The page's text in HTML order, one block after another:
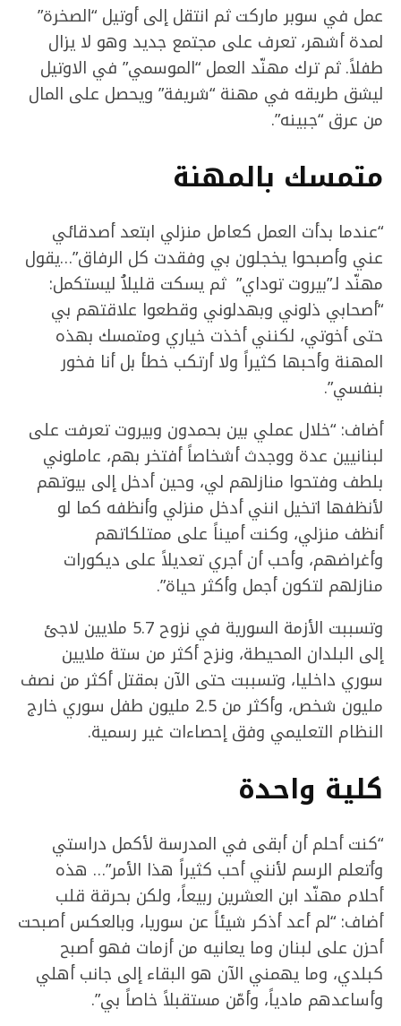
عمل في سوبر ماركت ثم انتقل إلى أوتيل “الصخرة”
لمدة أشهر، تعرف على مجتمع جديد وهو لا يزال
طفلاً. ثم ترك مهنّد العمل “الموسمي” في الاوتيل
ليشق طريقه في مهنة “شريفة” ويحصل على المال
من عرق “جبينه”.
متمسك بالمهنة
“عندما بدأت العمل كعامل منزلي ابتعد أصدقائي
عني وأصبحوا يخجلون بي وفقدت كل الرفاق”…يقول
مهنّد لـ”بيروت توداي” ثم يسكت قليلاُ ليستكمل:
“أصحابي ذلوني وبهدلوني وقطعوا علاقتهم بي
حتى أخوتي، لكنني أخذت خياري ومتمسك بهذه
المهنة وأحبها كثيراً ولا أرتكب خطأ بل أنا فخور
بنفسي”.
أضاف: “خلال عملي بين بحمدون وبيروت تعرفت على
لبنانيين عدة ووجدث أشخاصاً أفتخر بهم، عاملوني
بلطف وفتحوا منازلهم لي، وحين أدخل إلى بيوتهم
لأنظفها اتخيل انني أدخل منزلي وأنظفه كما لو
أنظف منزلي، وكنت أميناً على ممتلكاتهم
وأغراضهم، وأحب أن أجري تعديلاً على ديكورات
منازلهم لتكون أجمل وأكثر حياة”.
وتسببت الأزمة السورية في نزوح 5.7 ملايين لاجئ
إلى البلدان المحيطة، ونزح أكثر من ستة ملايين
سوري داخليا، وتسببت حتى الآن بمقتل أكثر من نصف
مليون شخص، وأكثر من 2.5 مليون طفل سوري خارج
النظام التعليمي وفق إحصاءات غير رسمية.
كلية واحدة
“كنت أحلم أن أبقى في المدرسة لأكمل دراستي
وأتعلم الرسم لأنني أحب كثيراً هذا الأمر”… هذه
أحلام مهنّد ابن العشرين ربيعاً، ولكن بحرقة قلب
أضاف: “لم أعد أذكر شيئاً عن سوريا، وبالعكس أصبحت
أحزن على لبنان وما يعانيه من أزمات فهو أصبح
كبلدي، وما يهمني الآن هو البقاء إلى جانب أهلي
وأساعدهم مادياً، وأمّن مستقبلاً خاصاً بي”.